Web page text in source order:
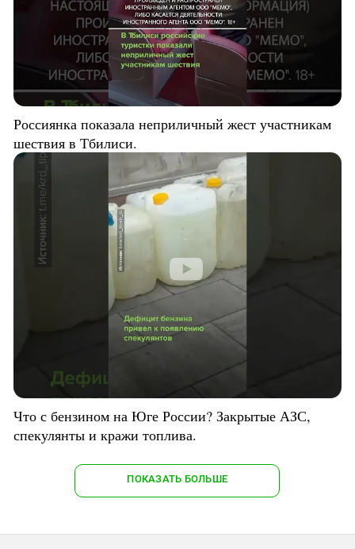
Россиянка показала неприличный жест участникам
шествия в Тбилиси.
Что с бензином на Юге России? Закрытые АЗС,
спекулянты и кражи топлива.
ПОКАЗАТЬ БОЛЬШЕ